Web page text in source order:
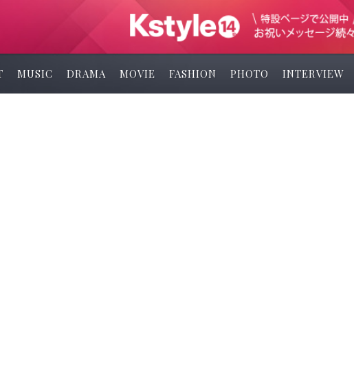
MUSIC DRAMA MOVIE FASHION PHOTO INTERVIEW